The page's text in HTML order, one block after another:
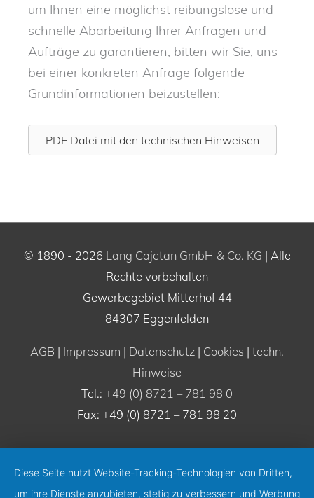
um Ihnen eine möglichst reibungslose und
schnelle Abarbeitung Ihrer Anfragen und
Aufträge zu garantieren, bitten wir Sie, uns
bei einer konkreten Anfrage folgende
Grundinformationen beizustellen:
PDF Datei mit den technischen Hinweisen
© 1890 - 2026 Lang Cajetan GmbH & Co. KG | Alle
Rechte vorbehalten
Gewerbegebiet Mitterhof 44
84307 Eggenfelden
AGB | Impressum | Datenschutz | Cookies | techn.
Hinweise
Tel.: +49 (0) 8721 – 781 98 0
Fax: +49 (0) 8721 – 781 98 20
Diese Seite nutzt Website-Tracking-Technologien von Dritten,
um ihre Dienste anzubieten, stetig zu verbessern und Werbung